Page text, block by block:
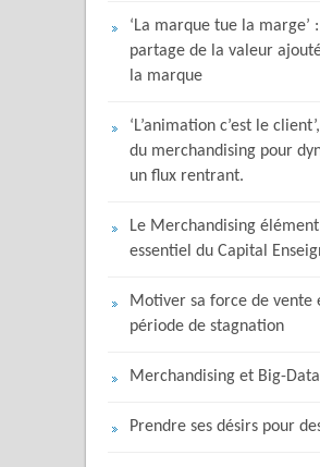
‘La marque tue la marge’
partage de la valeur
la marque
‘L’animation c’est le
du merchandising pour
un flux rentrant.
Le Merchandising élément
essentiel du Capital
Motiver sa force de vente
période de stagnation
Merchandising et Big-Data
Prendre ses désirs pour